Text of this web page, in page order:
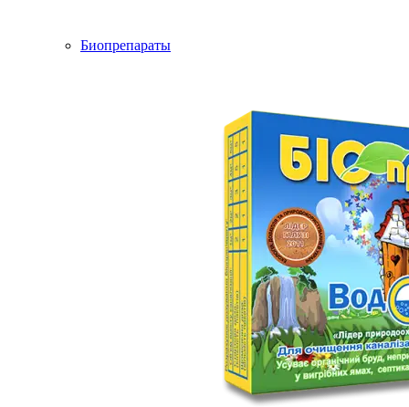
Биопрепараты